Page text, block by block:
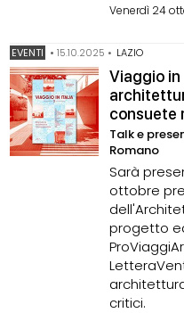
Venerdì 24
EVENTI •15.10.2025 • LAZIO
Viaggio in
consuete
Talk e
Romano
Sarà
ottobre
progetto
critici.